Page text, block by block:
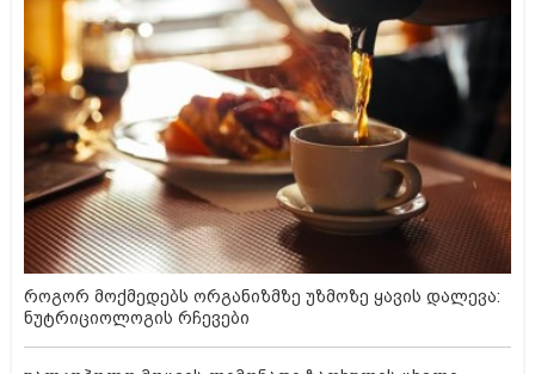
როგორ მოქმედებს ორგანიზმზე უზმოზე ყავის დალევა:
ნუტრიციოლოგის რჩევები